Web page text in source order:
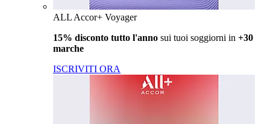
ALL Accor+ Voyager
15% disconto tutto l'anno sui tuoi soggiorni in +30
marche
ISCRIVITI ORA